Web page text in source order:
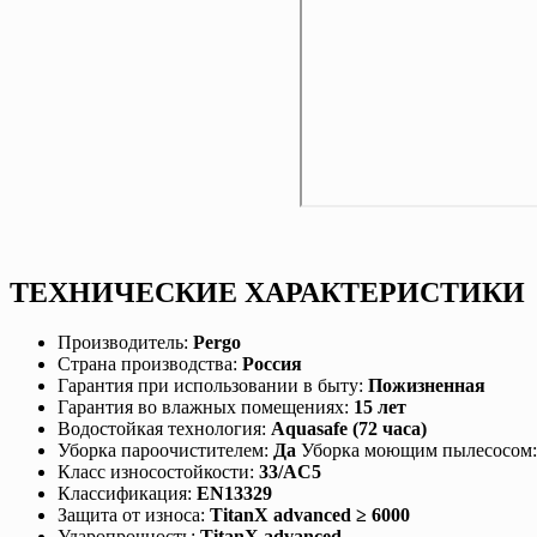
ТЕХНИЧЕСКИЕ ХАРАКТЕРИСТИКИ
Производитель: Pergo
Страна производства: Россия
Гарантия при использовании в быту: Пожизненная
Гарантия во влажных помещениях: 15 лет
Водостойкая технология: Aquasafe (72 часа)
Уборка пароочистителем: Да Уборка моющим
Класс износостойкости: 33/AC5
Классификация: EN13329
Защита от износа: TitanX advanced ≥ 6000